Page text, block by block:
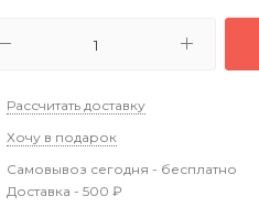
Рассчитать доставку
Хочу в подарок
Самовывоз сегодня - бесплатно
Доставка - 500 ₽